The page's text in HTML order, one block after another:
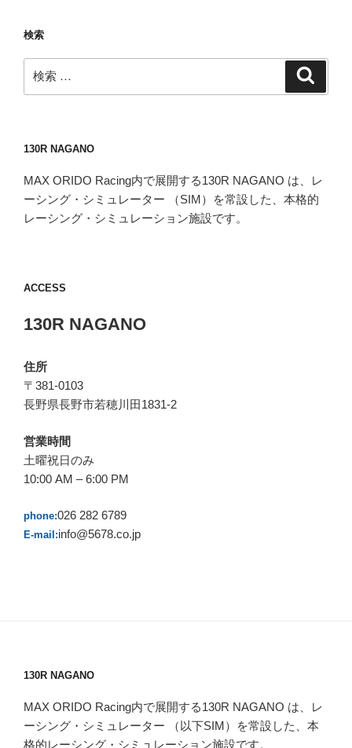
検索
索:
130R NAGANO
MAX ORIDO Racing内で展開する130R NAGANO は、レ
ーシング・シミュレーター （SIM）を常設した、本格的
レーシング・シミュレーション施設です。
ACCESS
130R NAGANO
住所
〒381-0103
長野県長野市若穂川田1831-2
営業時間
土曜祝日のみ
10:00 AM – 6:00 PM
phone:026 282 6789
E-mail:info@5678.co.jp
130R NAGANO
MAX ORIDO Racing内で展開する130R NAGANO は、レ
ーシング・シミュレーター （以下SIM）を常設した、本
格的レーシング・シミュレーション施設です。